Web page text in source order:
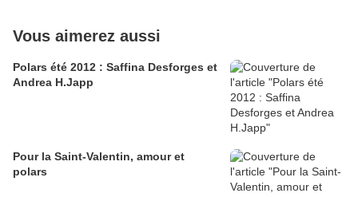
Vous aimerez aussi
Polars été 2012 : Saffina Desforges et
Andrea H.Japp
Pour la Saint-Valentin, amour et
polars